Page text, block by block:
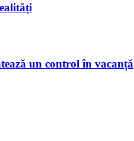
un control în vacanță